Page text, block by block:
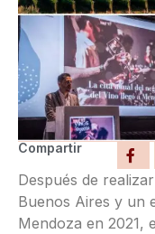
Compartir
Después de
Buenos Aires y un
Mendoza en 2021,